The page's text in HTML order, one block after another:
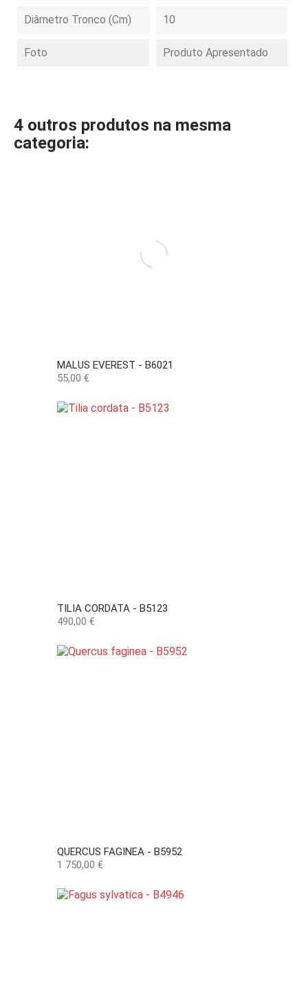
Diâmetro Tronco (cm) 10
Foto Produto Apresentado
4 outros produtos na mesma
categoria:
MALUS EVEREST - B6021
Preço
55,00 €
TILIA CORDATA - B5123
Preço
490,00 €
QUERCUS FAGINEA - B5952
Preço
1 750,00 €